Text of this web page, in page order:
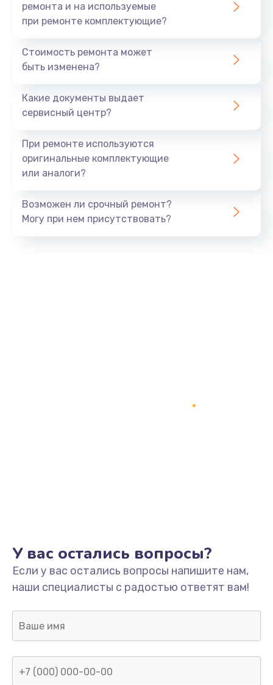
ремонта и на используемые
при ремонте комплектующие?
Стоимость ремонта может
быть изменена?
Какие документы выдает
сервисный центр?
При ремонте используются
оригинальные комплектующие
или аналоги?
Возможен ли срочный ремонт?
Могу при нем присутствовать?
У вас остались вопросы?
Если у вас остались вопросы напишите нам,
наши специалисты с радостью ответят вам!